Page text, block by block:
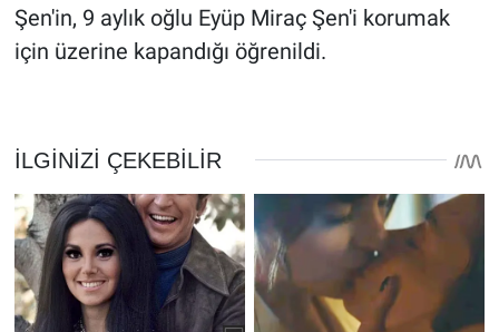
Şen'in, 9 aylık oğlu Eyüp Miraç Şen'i korumak
için üzerine kapandığı öğrenildi.